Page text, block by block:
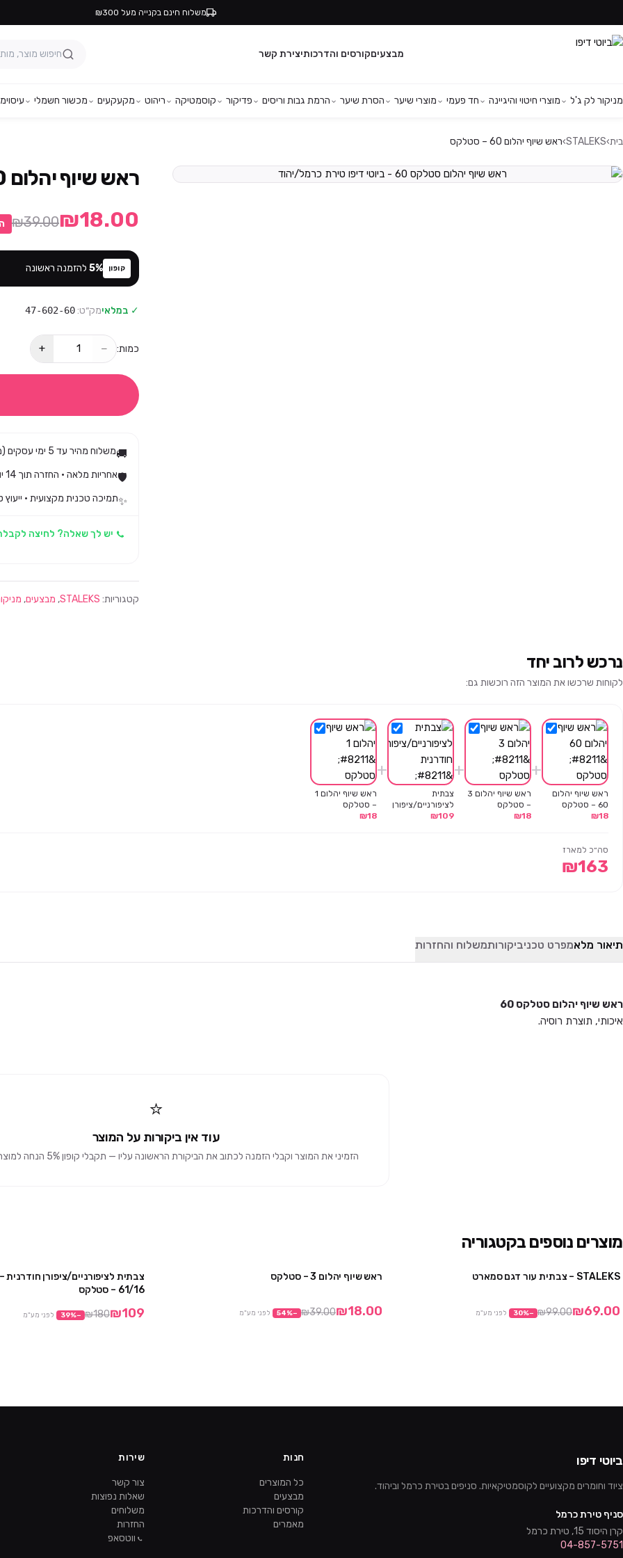
משלוח חינם בקנייה מעל ₪300
מבצעיםקורסים והדרכותיצירת קשר
מניקור לק ג'ל מוצרי חיטוי והיגיינה חד פעמי מוצרי שיער הסרת שיער הרמת גבות וריסים פדיקור קוסמטיקה ריהוט מקעקעים מכשור חשמלי עיסוי
בית›
STALEKS
›ראש שיוף יהלום 60 – סטלקס
ראש שיוף יהלום 60 – סטלקס
₪18.00
₪39.00
קופון 5% להזמנה ראשונה
✓ במלאימק״ט:47-602-60
כמות: −
+
🚚משלוח מהיר עד 5 ימי עסקים (מגיע בד״כ עד 3)
🛡️אחריות מלאה · החזרה תוך 14 יום לפי חוק הגנת הצרכן
✨תמיכה טכנית מקצועית · ייעוץ
יש לך שאלה? לחיצה
קטגוריות: STALEKS
, מבצעים,
נרכש לרוב יחד
לקוחות שרכשו את המוצר הזה רוכשות גם:
ראש שיוף יהלום
60 – סטלקס
₪18
+
ראש שיוף יהלום 3
– סטלקס
₪18
+
צבתית
לציפורניים/ציפורן
חודרנית – סדרת
₪109
+
ראש שיוף יהלום 1
– סטלקס
₪18
סה״כ למארז
₪163
תיאור מלאמפרט טכניביקורותמשלוח והחזרות
ראש שיוף יהלום סטלקס 60
איכותי, תוצרת רוסיה.
⭐
עוד אין ביקורות על המוצר
הזמיני את המוצר וקבלי הזמנה לכתוב את הביקורת הראשונה עליו — תקבלי קופון 5% הנחה למוצרים הבאים 🎁
מוצרים נוספים בקטגוריה
STALEKS – צבתית עור דגם סמארט
₪69.00
₪99.00
−
30% לפני מע"מ
ראש שיוף יהלום 3 – סטלקס
₪18.00
₪39.00
−
54% לפני מע"מ
צבתית לציפורניים/ציפורן
61/16 – סטלקס
₪109
₪180
−
39% לפני מע"מ
ביוטי דיפו
ציוד וחומרים מקצועיים לקוסמטיקאיות. סניפים בטירת כרמל וביהוד.
סניף טירת כרמל
קרן היסוד 15, טירת כרמל
04-857-5751
חנות
כל המוצרים
מבצעים
קורסים והדרכות
מאמרים
שירות
צור קשר
שאלות נפוצות
משלוחים
החזרות
ווטסאפ